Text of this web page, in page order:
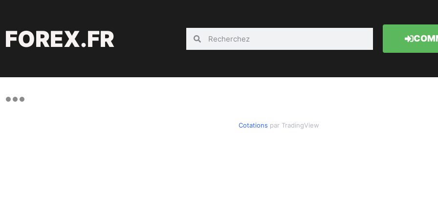
FOREX.FR
Cotations par TradingView